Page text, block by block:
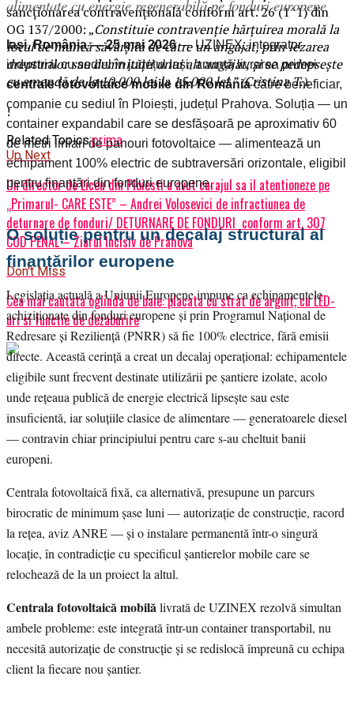
sancționarea contravențională conform art. 26 (1^1) din
OG 137/2000: „Constituie contravenție hărțuirea morală la
locul de muncă săvârșită de către un angajat, prin lezarea
drepturilor sau demnității unui alt angajat, și se pedepsește
cu amendă de la 10.000 lei la 15.000 lei.” (Cristina T.).
!
Related Topics:prima
Up Next
Un director de Liceu din Ploiesti a avut curajul sa il atentioneze pe
„Primarul- CARE ESTE” – Andrei Volosevici de infractiunea de
deturnare de fonduri/ DETURNARE DE FONDURI conform art. 307
COD PENAL – Ziarul Incisiv de Prahova
Don't Miss
Cea mai cautata oglinda de baie: placata cu strat de argint, cu LED-
uri si functie de dezaburire
alimentate cu energie regenerabilă pe fonduri europene
Iași, România — 25 mai 2026— UZINEX, integrator
industrial cu sediul în județul Iași, anunță livrarea primei
centrale fotovoltaice mobile din Româniacătre beneficiar,
companie cu sediul în Ploiești, județul Prahova. Soluția — un
container expandabil care se desfășoară pe aproximativ 60
de metri liniari de panouri fotovoltaice — alimentează un
echipament 100% electric de subtraversări orizontale, eligibil
pentru finanțări din fonduri europene.
O soluție pentru un decalaj structural al
finanțărilor europene
Legislația actuală a Uniunii Europene impune ca echipamentele
achiziționate din fonduri europene și prin Programul Național de
Redresare și Reziliență (PNRR) să fie 100% electrice, fără emisii
directe. Această cerință a creat un decalaj operațional: echipamentele
eligibile sunt frecvent destinate utilizării pe șantiere izolate, acolo
unde rețeaua publică de energie electrică lipsește sau este
insuficientă, iar soluțiile clasice de alimentare — generatoarele diesel
— contravin chiar principiului pentru care s-au cheltuit banii
europeni.
Centrala fotovoltaică fixă, ca alternativă, presupune un parcurs
birocratic de minimum șase luni — autorizație de construcție, racord
la rețea, aviz ANRE — și o instalare permanentă într-o singură
locație, în contradicție cu specificul șantierelor mobile care se
relochează de la un proiect la altul.
Centrala fotovoltaică mobilălivrată de UZINEX rezolvă simultan
ambele probleme: este integrată într-un container transportabil, nu
necesită autorizație de construcție și se redislocă împreună cu echipa
client la fiecare nou șantier.